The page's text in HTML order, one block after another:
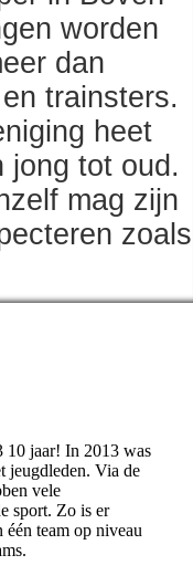
worden
dan
trainsters.
heet
jong tot oud.
mag zijn
zoals
10 jaar! In 2013 was
jeugdleden. Via de
vele
sport. Zo is er
één team op niveau